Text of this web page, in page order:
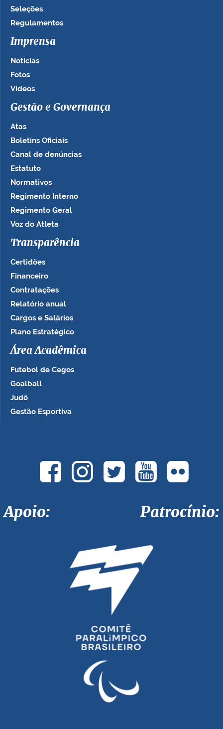
Seleções
Regulamentos
Imprensa
Notícias
Fotos
Vídeos
Gestão e Governança
Atas
Boletins Oficiais
Canal de denúncias
Estatuto
Normativos
Regimento Interno
Regimento Geral
Voz do Atleta
Transparência
Certidões
Financeiro
Contratações
Relatório anual
Cargos e Salários
Plano Estratégico
Área Acadêmica
Futebol de Cegos
Goalball
Judô
Gestão Esportiva
Apoio: Patrocínio: